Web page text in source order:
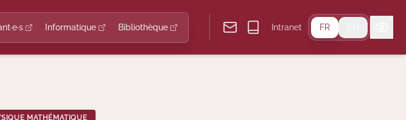
Informatique Bibliothèque Intranet FR
MATHÉMATIQUE